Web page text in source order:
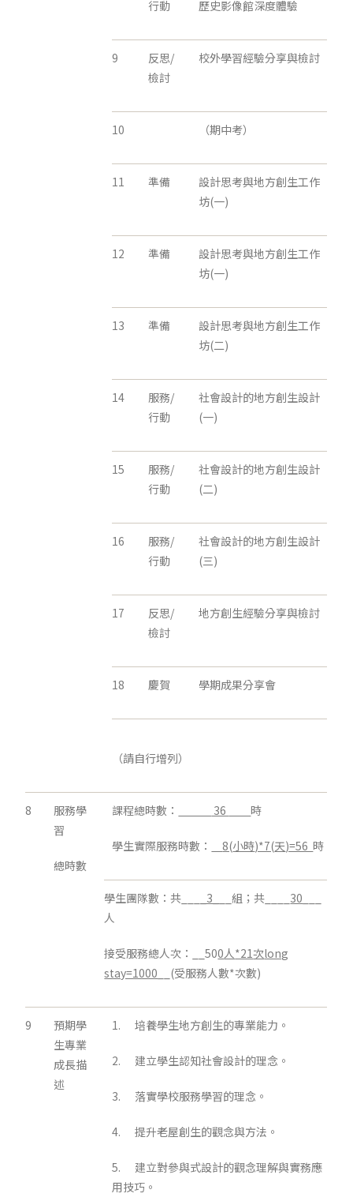
行動 歷史影像館深度體驗
9
反思/
檢討
校外學習經驗分享與檢討
10 （期中考）
11 準備
設計思考與地方創生工作
坊(一)
12 準備
設計思考與地方創生工作
坊(一)
13 準備
設計思考與地方創生工作
坊(二)
14
服務/
行動
社會設計的地方創生設計
(一)
15
服務/
行動
社會設計的地方創生設計
(二)
16
服務/
行動
社會設計的地方創生設計
(三)
17
反思/
檢討
地方創生經驗分享與檢討
18 慶賀 學期成果分享會
（請自行增列）
8
服務學
習
總時數
課程總時數： 36 時
學生實際服務時數： 8(小時)*7(天)=56 時
學生團隊數：共___ _3_ __組；共____ 30
人
接受服務總人次：__500人*21次long
stay=1000 __(受服務人數*次數)
9
預期學
生專業
成長描
述
1. 培養學生地方創生的專業能力。
2. 建立學生認知社會設計的理念。
3. 落實學校服務學習的理念。
4. 提升老屋創生的觀念與方法。
5. 建立對參與式設計的觀念理解與實務應
用技巧。